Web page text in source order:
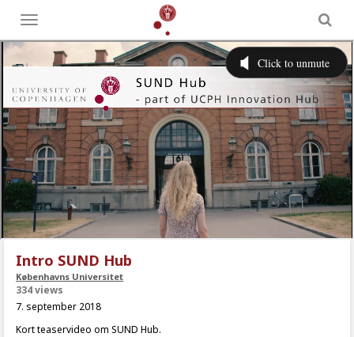
Toggle
menu
Intro SUND Hub
Københavns Universitet
334 views
7. september 2018
Kort teaservideo om SUND Hub.